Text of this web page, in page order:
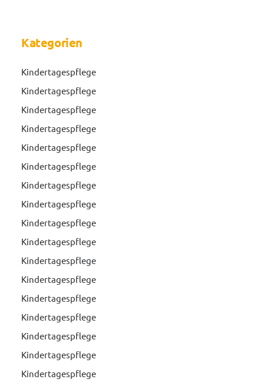
Kategorien
Kindertagespflege
Kindertagespflege
Kindertagespflege
Kindertagespflege
Kindertagespflege
Kindertagespflege
Kindertagespflege
Kindertagespflege
Kindertagespflege
Kindertagespflege
Kindertagespflege
Kindertagespflege
Kindertagespflege
Kindertagespflege
Kindertagespflege
Kindertagespflege
Kindertagespflege